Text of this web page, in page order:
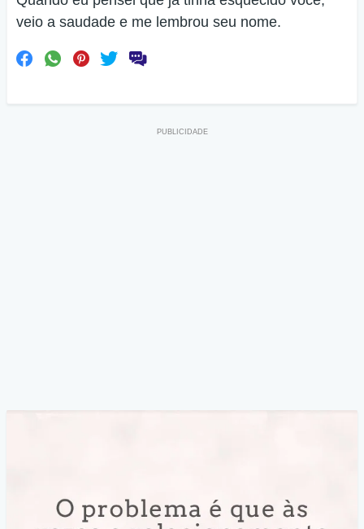
veio a saudade e me lembrou seu nome.